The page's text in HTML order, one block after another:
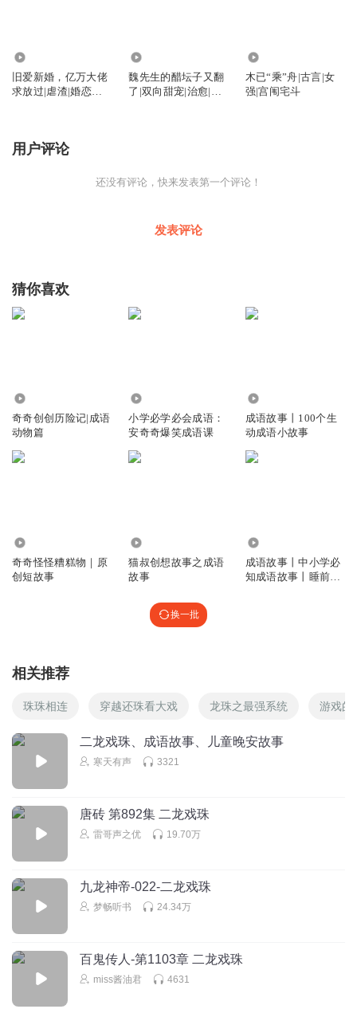
旧爱新婚，亿万大佬
求放过|虐渣|婚恋情
魏先生的醋坛子又翻
了|双向甜宠|治愈|精
木已“乘”舟|古言|女
强|宫闱宅斗
用户评论
还没有评论，快来发表第一个评论！
发表评论
猜你喜欢
奇奇创创历险记|成语
动物篇
小学必学必会成语：
安奇奇爆笑成语课
成语故事丨100个生
动成语小故事
奇奇怪怪糟糕物｜原
创短故事
猫叔创想故事之成语
故事
成语故事丨中小学必
知成语故事丨睡前故
换一批
相关推荐
珠珠相连 穿越还珠看大戏 龙珠之最强系统 游戏的
二龙戏珠、成语故事、儿童晚安故事
寒天有声 3321
唐砖 第892集 二龙戏珠
雷哥声之优 19.70万
九龙神帝-022-二龙戏珠
梦畅听书 24.34万
百鬼传人-第1103章 二龙戏珠
miss酱油君 4631